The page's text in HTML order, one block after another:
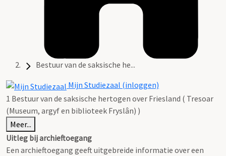
Bestuur van de saksische he...
Mijn Studiezaal (inloggen)
1 Bestuur van de saksische hertogen over Friesland ( Tresoar
(Museum, argyf en biblioteek Fryslân) )
Meer...
Uitleg bij archieftoegang
Een archieftoegang geeft uitgebreide informatie over een